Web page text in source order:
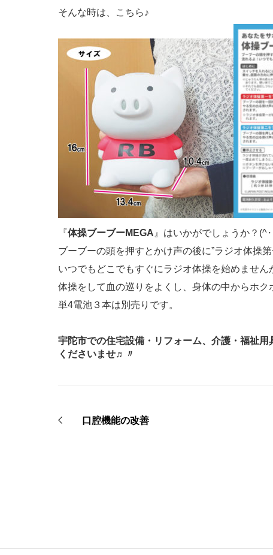
そんな時は、こちら♪
『体操ブーブーMEGA 』はいかがでしょうか？
ブーブーの頭を押すとかけ声の後に”ラジオ体操
いつでもどこでもすぐにラジオ体操を始めません
体操をして血の巡りをよくし、身体の中からホ
単4電池３本は別売りです。
宇陀市での住宅設備・リフォーム、介護・福祉
くださいませ♬〃
口腔機能の改善